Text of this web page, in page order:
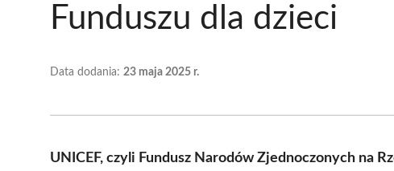
Funduszu dla dzieci
Data dodania: 23 maja 2025 r.
UNICEF, czyli Fundusz Narodów Zjednoczonych na